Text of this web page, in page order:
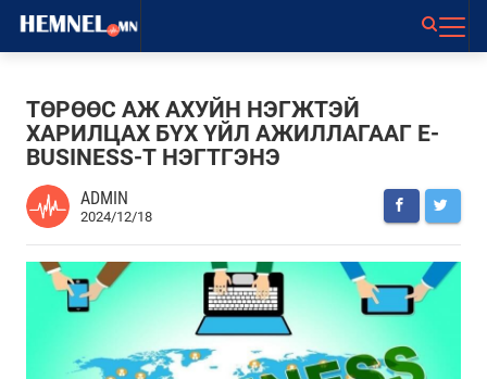
ТӨРӨӨС АЖ АХУЙН НЭГЖТЭЙ
ХАРИЛЦАХ БҮХ ҮЙЛ АЖИЛЛАГААГ E-
BUSINESS-Т НЭГТГЭНЭ
ADMIN
2024/12/18